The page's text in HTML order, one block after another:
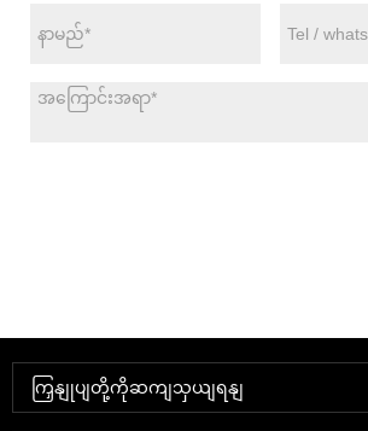
ကြှနျုပျတို့ကိုဆကျသှယျရနျ